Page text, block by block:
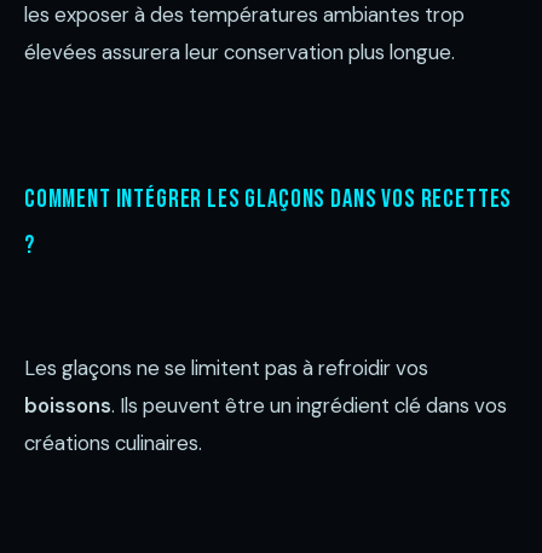
les exposer à des températures ambiantes trop
élevées assurera leur conservation plus longue.
Comment intégrer les glaçons dans vos recettes
?
Les glaçons ne se limitent pas à refroidir vos
boissons. Ils peuvent être un ingrédient clé dans vos
créations culinaires.